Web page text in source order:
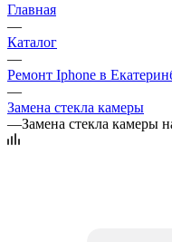
Главная
—
Каталог
—
Ремонт Iphone в
—
Замена стекла камеры
—Замена стекла камеры